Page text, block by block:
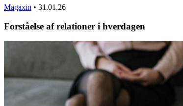
Magaxin • 31.01.26
Forståelse af relationer i hverdagen